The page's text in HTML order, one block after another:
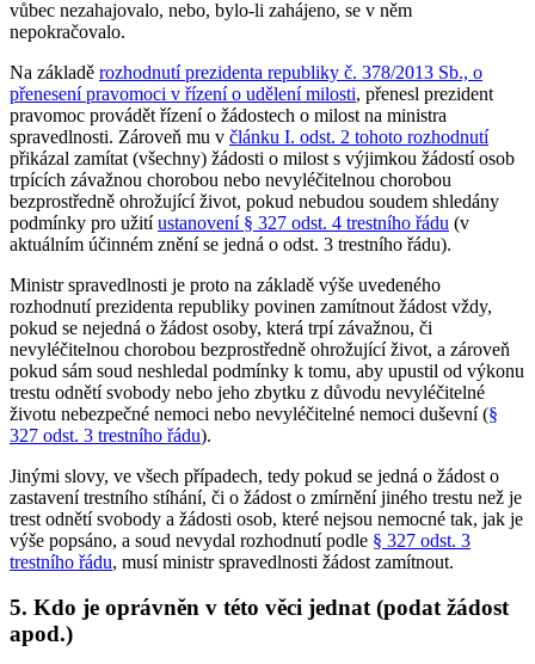
vůbec nezahajovalo, nebo, bylo-li zahájeno, se v něm
nepokračovalo.
Na základě rozhodnutí prezidenta republiky č. 378/2013 Sb., o
přenesení pravomoci v řízení o udělení milosti, přenesl prezident
pravomoc provádět řízení o žádostech o milost na ministra
spravedlnosti. Zároveň mu v článku I. odst. 2 tohoto rozhodnutí
přikázal zamítat (všechny) žádosti o milost s výjimkou žádostí osob
trpících závažnou chorobou nebo nevyléčitelnou chorobou
bezprostředně ohrožující život, pokud nebudou soudem shledány
podmínky pro užitíustanovení § 327 odst. 4 trestního řádu (v
aktuálním účinném znění se jedná o odst. 3 trestního řádu).
Ministr spravedlnosti je proto na základě výše uvedeného
rozhodnutí prezidenta republiky povinen zamítnout žádost vždy,
pokud se nejedná o žádost osoby, která trpí závažnou, či
nevyléčitelnou chorobou bezprostředně ohrožující život, a zároveň
pokud sám soud neshledal podmínky k tomu, aby upustil od výkonu
trestu odnětí svobody nebo jeho zbytku z důvodu nevyléčitelné
životu nebezpečné nemoci nebo nevyléčitelné nemoci duševní (§
327 odst. 3 trestního řádu).
Jinými slovy, ve všech případech, tedy pokud se jedná o žádost o
zastavení trestního stíhání, či o žádost o zmírnění jiného trestu než je
trest odnětí svobody a žádosti osob, které nejsou nemocné tak, jak je
výše popsáno, a soud nevydal rozhodnutí podle § 327 odst. 3
trestního řádu, musí ministr spravedlnosti žádost zamítnout.
5. Kdo je oprávněn v této věci jednat (podat žádost
apod.)